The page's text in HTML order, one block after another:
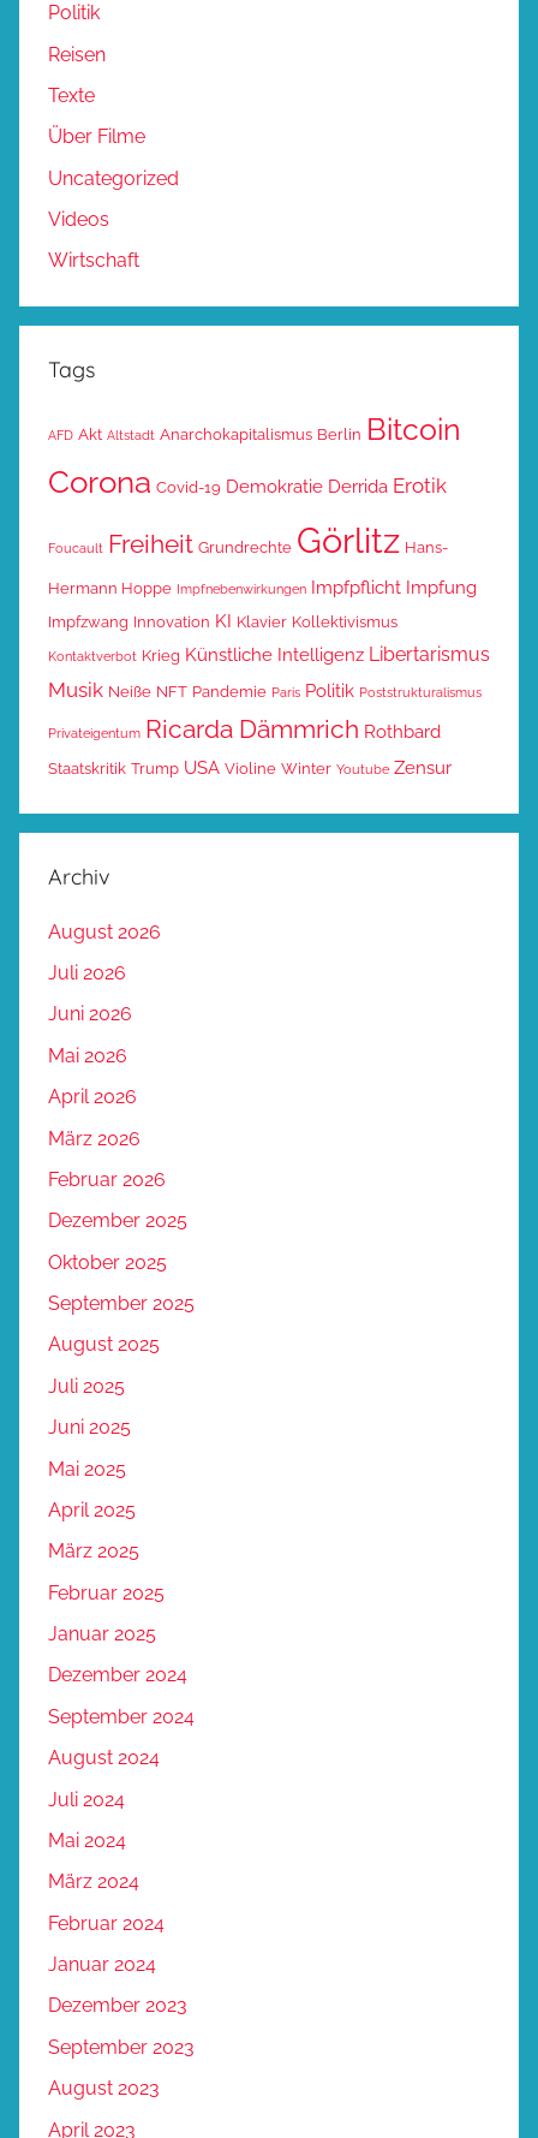
Politik
Reisen
Texte
Über Filme
Uncategorized
Videos
Wirtschaft
Tags
AFD Akt Altstadt Anarchokapitalismus Berlin Bitcoin
Corona Covid-19 Demokratie Derrida Erotik
Foucault Freiheit Grundrechte Görlitz Hans-
Hermann Hoppe Impfnebenwirkungen Impfpflicht Impfung
Impfzwang Innovation KI Klavier Kollektivismus
Kontaktverbot Krieg Künstliche Intelligenz Libertarismus
Musik Neiße NFT Pandemie Paris Politik Poststrukturalismus
Privateigentum Ricarda Dämmrich Rothbard
Staatskritik Trump USA Violine Winter Youtube Zensur
Archiv
August 2026
Juli 2026
Juni 2026
Mai 2026
April 2026
März 2026
Februar 2026
Dezember 2025
Oktober 2025
September 2025
August 2025
Juli 2025
Juni 2025
Mai 2025
April 2025
März 2025
Februar 2025
Januar 2025
Dezember 2024
September 2024
August 2024
Juli 2024
Mai 2024
März 2024
Februar 2024
Januar 2024
Dezember 2023
September 2023
August 2023
April 2023